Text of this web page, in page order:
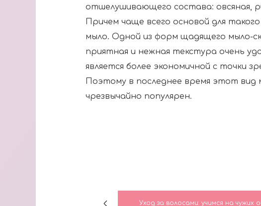
отшелушивающего состава: овсяная,
Причем чаще всего основой для
мыло. Одной из форм щадящего мыло-
приятная и нежная текстура очень
является более экономичной с точки
Поэтому в последнее время этот вид
чрезвычайно популярен.
Уход за волосами: учимся на чужих